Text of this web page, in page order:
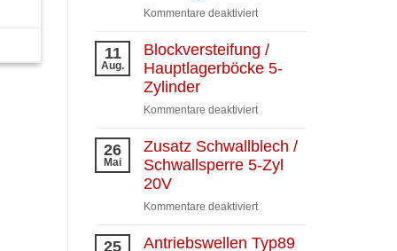
Kommentare deaktiviertfür
JXB-
Performance
11
Aug.
Blockversteifung /
Hauptlagerböcke 5-
Zylinder
Kommentare deaktiviertfür
/
Hauptlagerböcke
26
Mai
Zusatz Schwallblech /
Schwallsperre 5-Zyl
20V
Kommentare deaktiviertfür
Schwallblech
25
Antriebswellen Typ89